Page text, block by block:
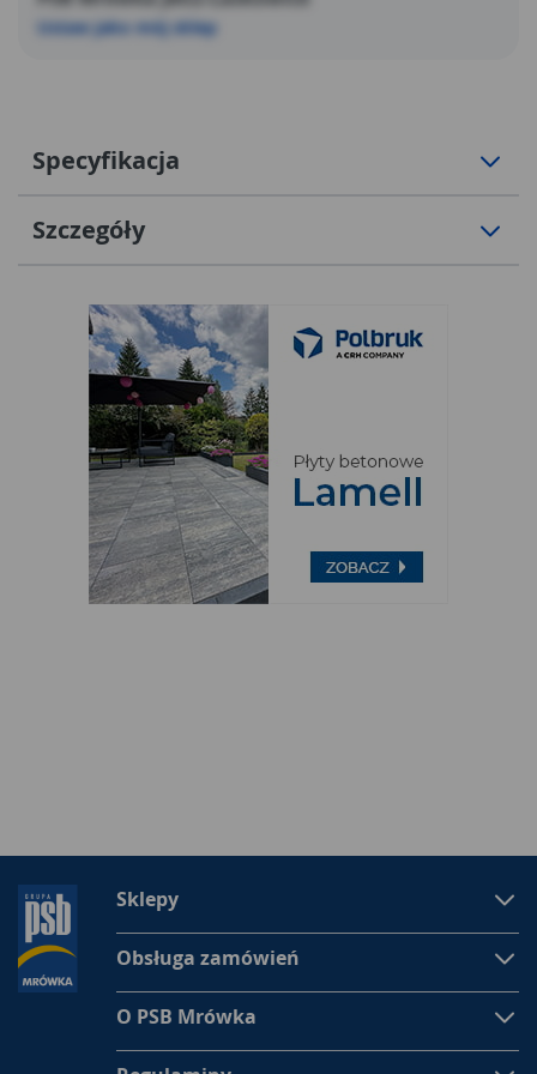
Ustaw jako mój sklep
Specyfikacja
Szczegóły
Sklepy
Obsługa zamówień
O PSB Mrówka